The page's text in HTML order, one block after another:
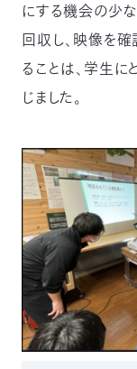
にする機会の少な
回収し、映像を
ることは、学生に
じました。